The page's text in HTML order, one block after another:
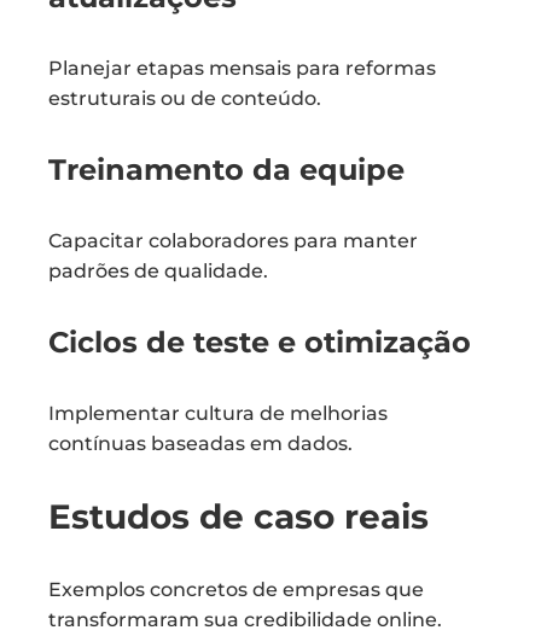
Planejar etapas mensais para reformas
estruturais ou de conteúdo.
Treinamento da equipe
Capacitar colaboradores para manter
padrões de qualidade.
Ciclos de teste e otimização
Implementar cultura de melhorias
contínuas baseadas em dados.
Estudos de caso reais
Exemplos concretos de empresas que
transformaram sua credibilidade online.